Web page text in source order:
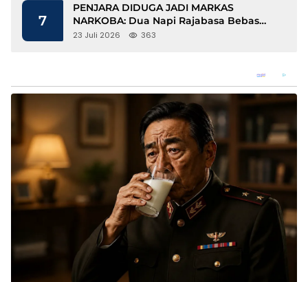
7
PENJARA DIDUGA JADI MARKAS
NARKOBA: Dua Napi Rajabasa Bebas
Gunakan HP, Muncul Dugaan
23 Juli 2026 363